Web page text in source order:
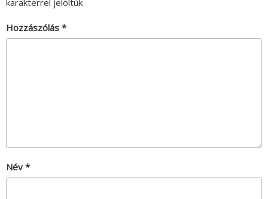
Hozzászólás *
Név *